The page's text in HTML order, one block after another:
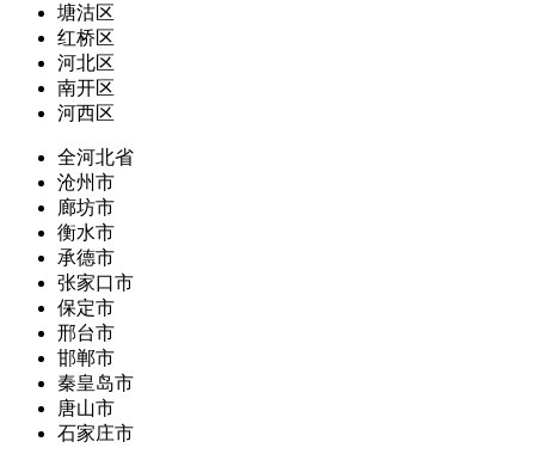
塘沽区
红桥区
河北区
南开区
河西区
全河北省
沧州市
廊坊市
衡水市
承德市
张家口市
保定市
邢台市
邯郸市
秦皇岛市
唐山市
石家庄市